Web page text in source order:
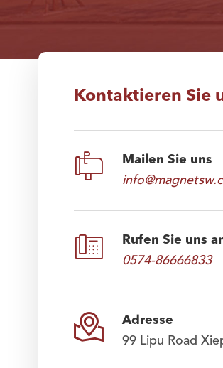
Kontaktieren Sie

Mailen Sie uns

Rufen Sie uns
0574-86666833

Adresse
99 Lipu Road